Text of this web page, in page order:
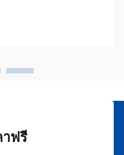
นการฟอกสีฟันที่ดีที่สุด
ที่ได้รับการพิสูจน์
ฟรี